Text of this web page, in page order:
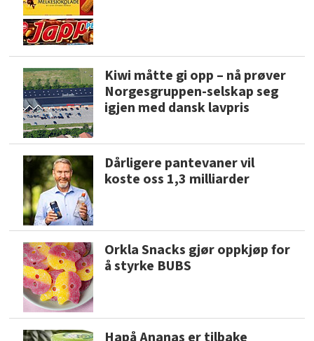
Kiwi måtte gi opp – nå prøver
Norgesgruppen-selskap seg
igjen med dansk lavpris
Dårligere pantevaner vil
koste oss 1,3 milliarder
Orkla Snacks gjør oppkjøp for
å styrke BUBS